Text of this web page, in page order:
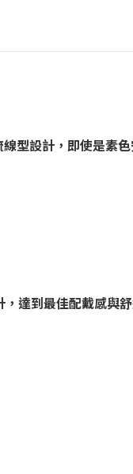
型設計，即使是素
達到最佳配戴感與